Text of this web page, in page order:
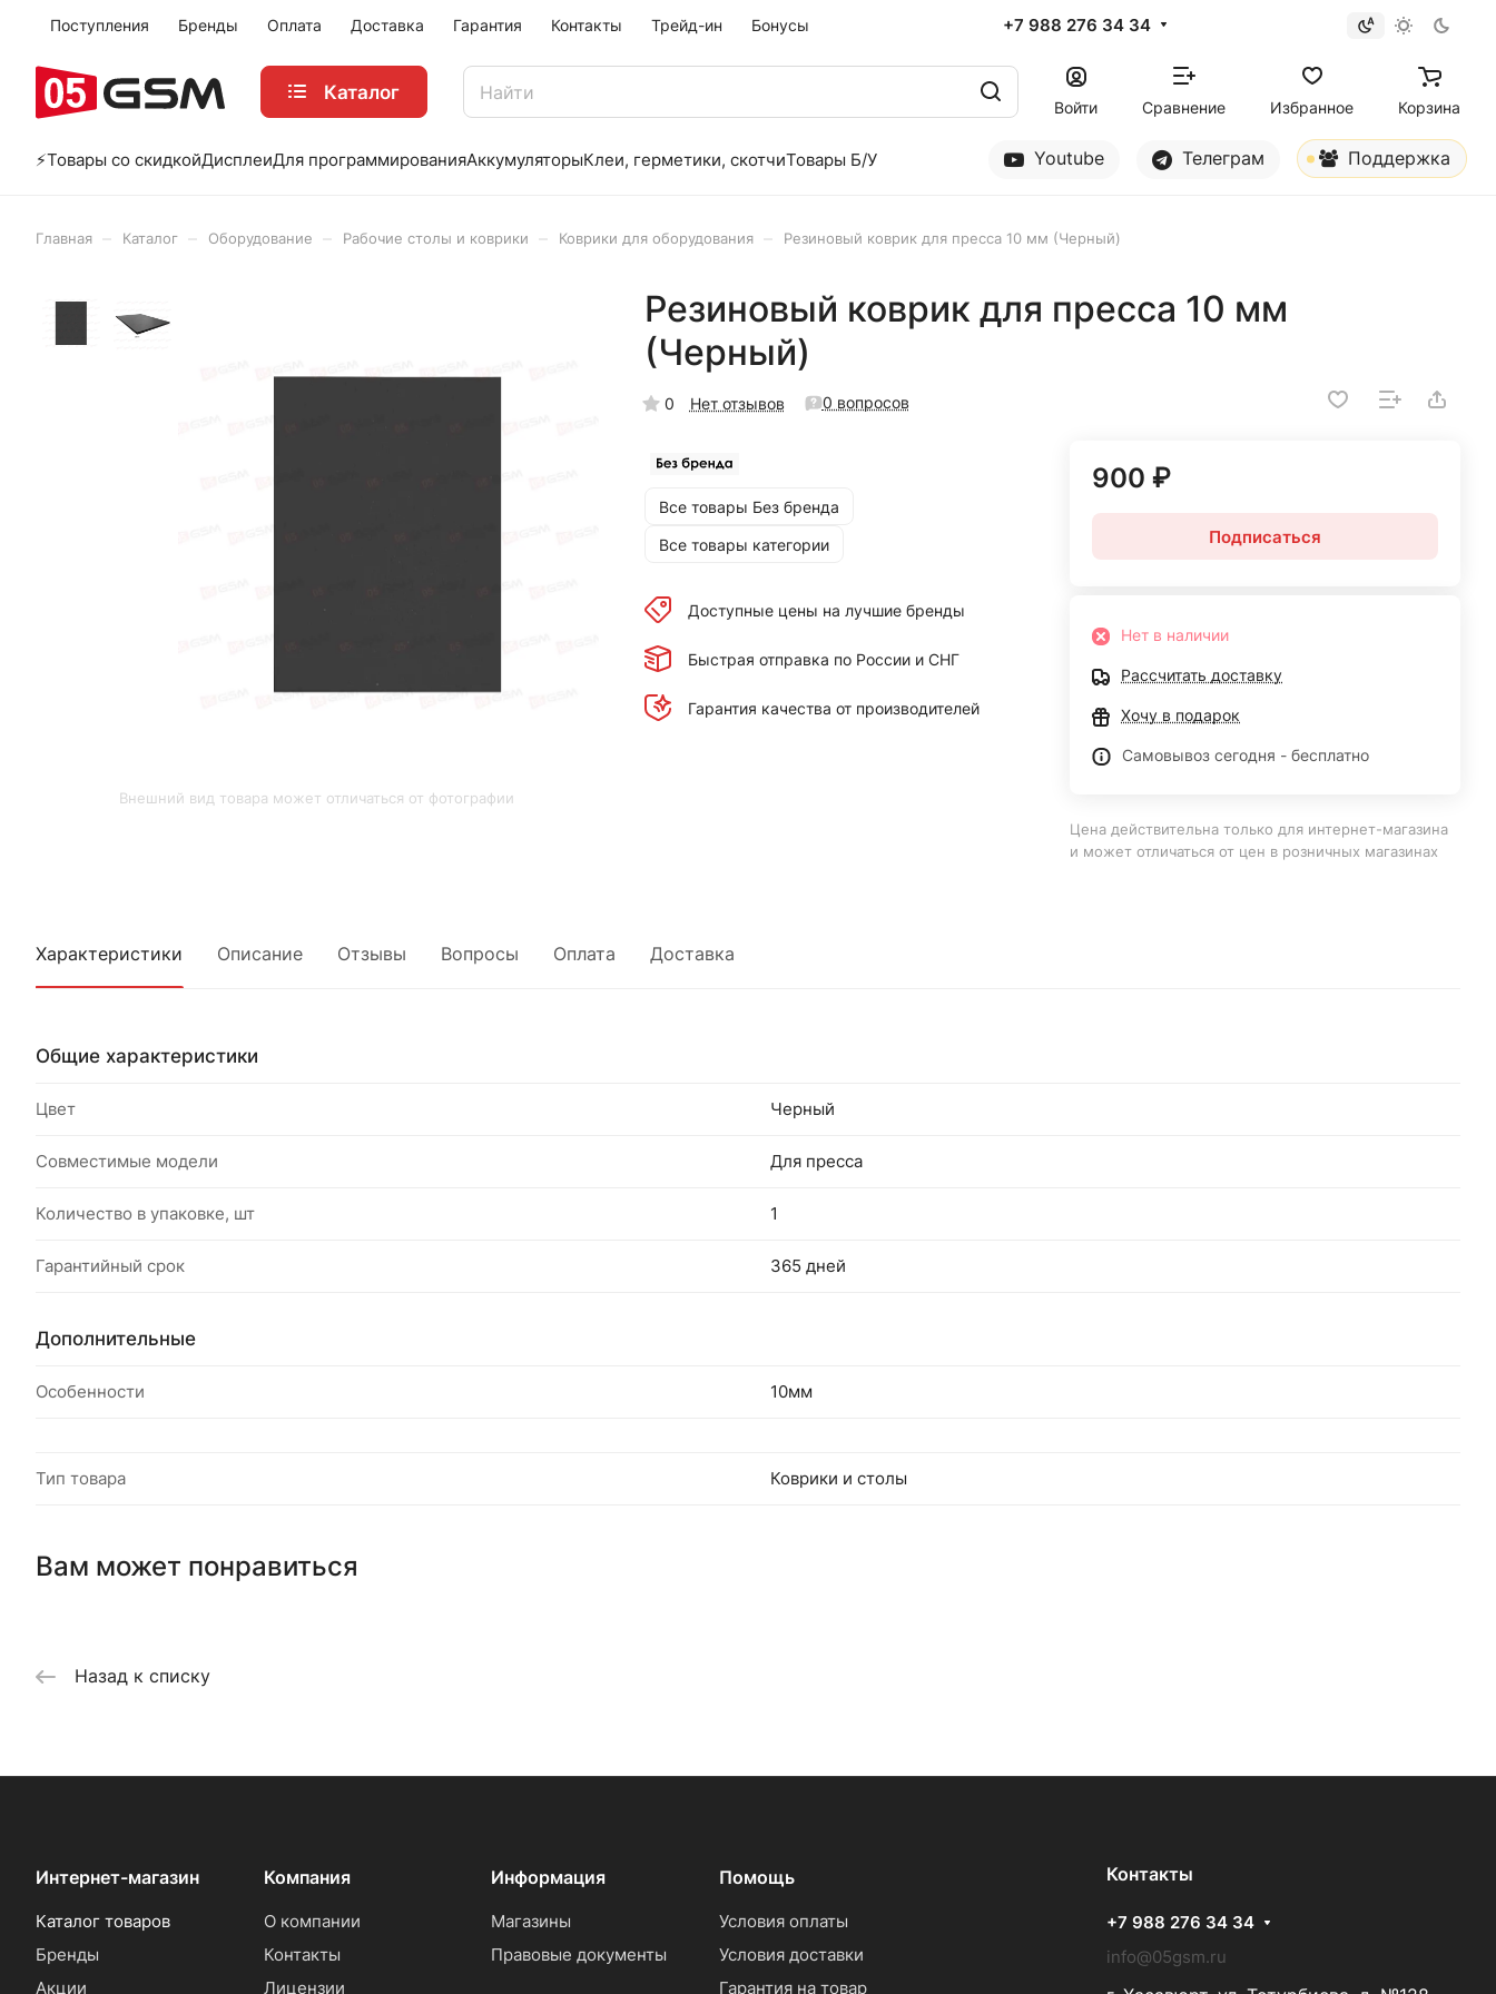
Поступления Бренды Оплата Доставка Гарантия Контакты Трейд-ин Бонусы +7 988 276 34 34
Каталог
Войти Сравнение Избранное Корзина
⚡️Товары со скидкойДисплеиДля программированияАккумуляторыКлеи, герметики, скотчиТовары Б/У Youtube Телеграм Поддержка
Главная Каталог Оборудование Рабочие столы и коврики Коврики для оборудования Резиновый коврик для пресса 10 мм (Черный)
Внешний вид товара может отличаться от фотографии
Резиновый коврик для пресса 10 мм
(Черный)
0 Нет отзывов 0 вопросов
Все товары Без бренда
Все товары категории
Доступные цены на лучшие бренды
Быстрая отправка по России и СНГ
Гарантия качества от производителей
900 ₽
Подписаться
Нет в наличии
Рассчитать доставку
Хочу в подарок
Самовывоз сегодня - бесплатно
Цена действительна только для интернет-магазина
и может отличаться от цен в розничных магазинах
Характеристики Описание Отзывы Вопросы Оплата Доставка
Общие характеристики
Цвет Черный
Совместимые модели Для пресса
Количество в упаковке, шт 1
Гарантийный срок 365 дней
Дополнительные
Особенности 10мм
Тип товара Коврики и столы
Вам может понравиться
Назад к списку
Интернет-магазин
Каталог товаров
Бренды
Акции
Компания
О компании
Контакты
Лицензии
Информация
Магазины
Правовые документы
Помощь
Условия оплаты
Условия доставки
Гарантия на товар
Контакты
+7 988 276 34 34
info@05gsm.ru